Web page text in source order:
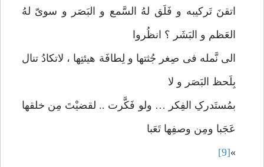
اتقنَ تَرکیبه و فَلَق لهُ السَّمع و البَصَر و سویّ لهُ
العَظم و البَشَر ؟ انظُروا
الی نَّمله فی صِغر جُثتها و لِطافَة هیئتِها ، لاتکادُ تنال
بِلَحظ البَصَر و لا
بمُستَدرکِ الفِکر … ولو فَکَّرت .. لقضیْتَ مِن خلقها
عَجَبا ومِن وصفِها تَعَبا
»
[9]